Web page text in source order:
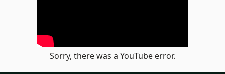
Sorry, there was a YouTube error.